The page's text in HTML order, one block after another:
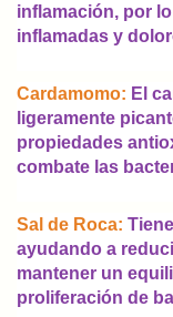
inflamación, por
inflamadas y
Cardamomo: El
ligeramente
propiedades
combate las
Sal de Roca:
ayudando a
mantener un
proliferación de